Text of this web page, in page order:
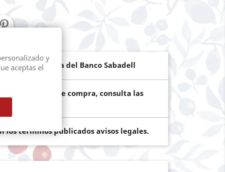
de pago segura del Banco Sabadell
el importe de compra, consulta las
los terminos publicados avisos legales.
y
aceptas el